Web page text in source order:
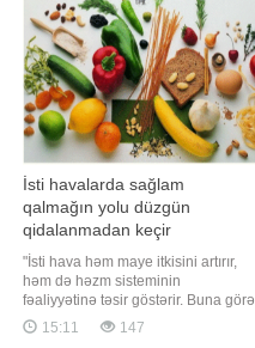
sözlərinə görə, Rusiya-Ermənista
İsti havalarda sağlam
qalmağın yolu düzgün
qidalanmadan keçir
"İsti hava həm maye itkisini artırır,
həm də həzm sisteminin
fəaliyyətinə təsir göstərir. Buna görə
də bu mövsümdə qida seçimlərinə
diqqət yetirmək sağlamlığın
15:11 147